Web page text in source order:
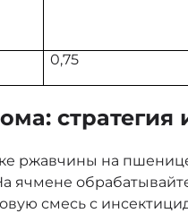
0,75
стратегия
ржавчины на
ячмене
смесь с